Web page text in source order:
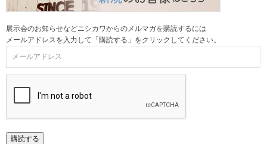
展示会のお知らせなどニシカワからのメルマガを購読するには
メールアドレスを入力して「購読する」をクリックしてください。